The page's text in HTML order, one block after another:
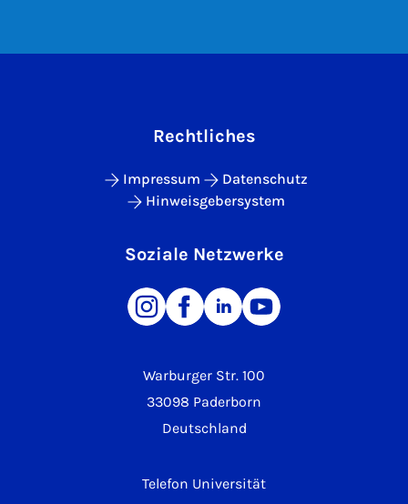
Warburger Str. 100
33098 Paderborn
Deutschland
Telefon Universität
Rechtliches
Impressum
Datenschutz
Hinweisgebersystem
Soziale Netzwerke